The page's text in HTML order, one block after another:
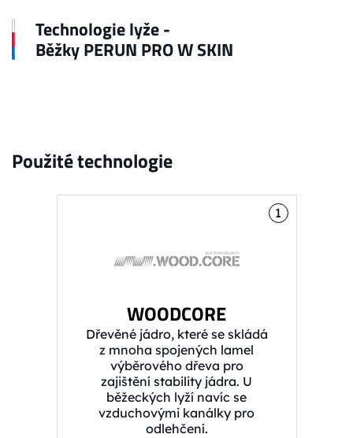
Technologie lyže -
Běžky PERUN PRO W SKIN
Použité technologie
1
WOODCORE
Dřevěné jádro, které se skládá
z mnoha spojených lamel
výběrového dřeva pro
zajištění stability jádra. U
běžeckých lyží navíc se
vzduchovými kanálky pro
odlehčení.